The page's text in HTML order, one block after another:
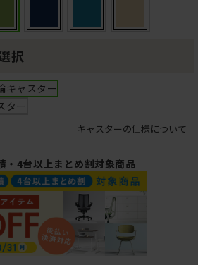
択
キャスター
ター
キャスターの仕様について
4台以上まとめ割対象商品